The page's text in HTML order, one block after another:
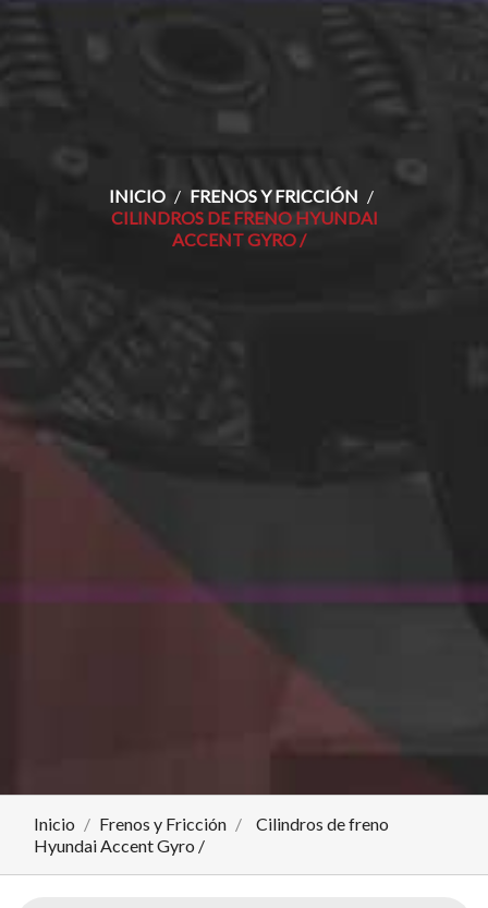
INICIO
FRENOS Y FRICCIÓN
CILINDROS DE FRENO HYUNDAI
ACCENT GYRO /
Inicio Frenos y Fricción
Cilindros de freno
Hyundai Accent Gyro /